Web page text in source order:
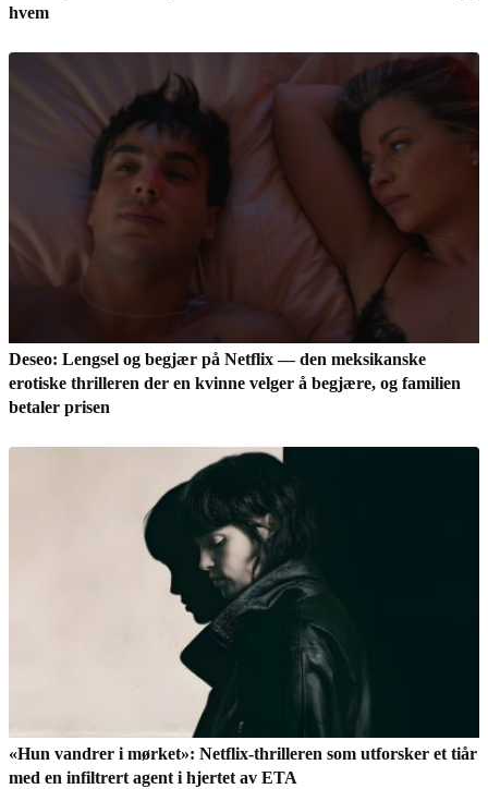
hvem
Deseo: Lengsel og begjær på Netflix — den meksikanske
erotiske thrilleren der en kvinne velger å begjære, og familien
betaler prisen
«Hun vandrer i mørket»: Netflix-thrilleren som utforsker et tiår
med en infiltrert agent i hjertet av ETA